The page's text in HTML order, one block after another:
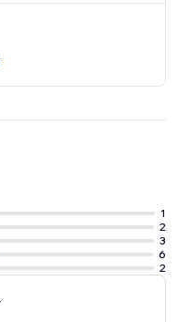
1
2
3
6
2